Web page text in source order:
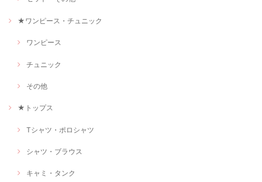
★ワンピース・チュニック
ワンピース
チュニック
その他
★トップス
Tシャツ・ポロシャツ
シャツ・ブラウス
キャミ・タンク